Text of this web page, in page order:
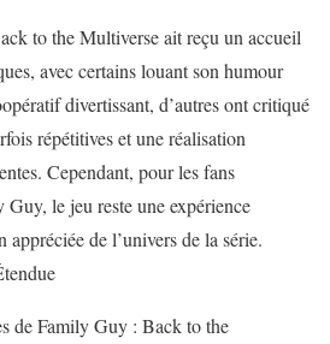
to the Multiverse ait reçu un accueil
avec certains louant son humour
divertissant, d’autres ont critiqué
répétitives et une réalisation
Cependant, pour les fans
le jeu reste une expérience
appréciée de l’univers de la série.
de Family Guy : Back to the